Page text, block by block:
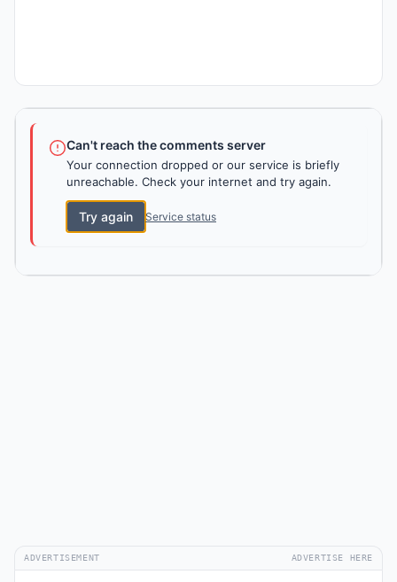
Can't reach the comments server
Your connection dropped or our service is briefly
unreachable. Check your internet and try again.
Try again Service status
ADVERTISEMENT ADVERTISE HERE